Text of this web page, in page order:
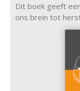
Dit boek geeft
ons brein tot